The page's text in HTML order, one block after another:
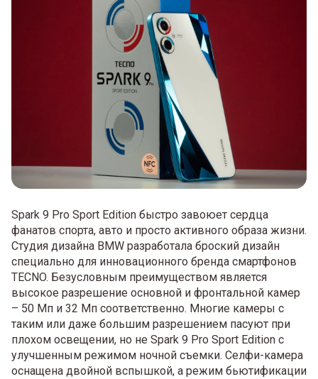
Spark 9 Pro Sport Edition быстро завоюет сердца
фанатов спорта, авто и просто активного образа жизни.
Студия дизайна BMW разработала броский дизайн
специально для инновационного бренда смартфонов
TECNO. Безусловным преимуществом является
высокое разрешение основной и фронтальной камер
– 50 Мп и 32 Мп соответственно. Многие камеры с
таким или даже большим разрешением пасуют при
плохом освещении, но не Spark 9 Pro Sport Edition с
улучшенным режимом ночной съемки. Селфи-камера
оснащена двойной вспышкой, а режим бьютификации